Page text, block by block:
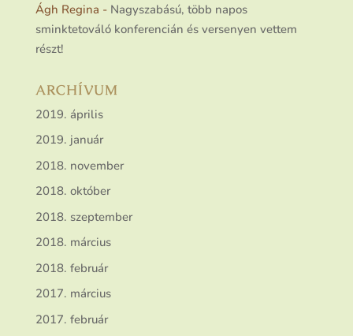
Ágh Regina - Nagyszabású, több napos
sminktetováló konferencián és versenyen vettem
részt!
ARCHÍVUM
2019. április
2019. január
2018. november
2018. október
2018. szeptember
2018. március
2018. február
2017. március
2017. február